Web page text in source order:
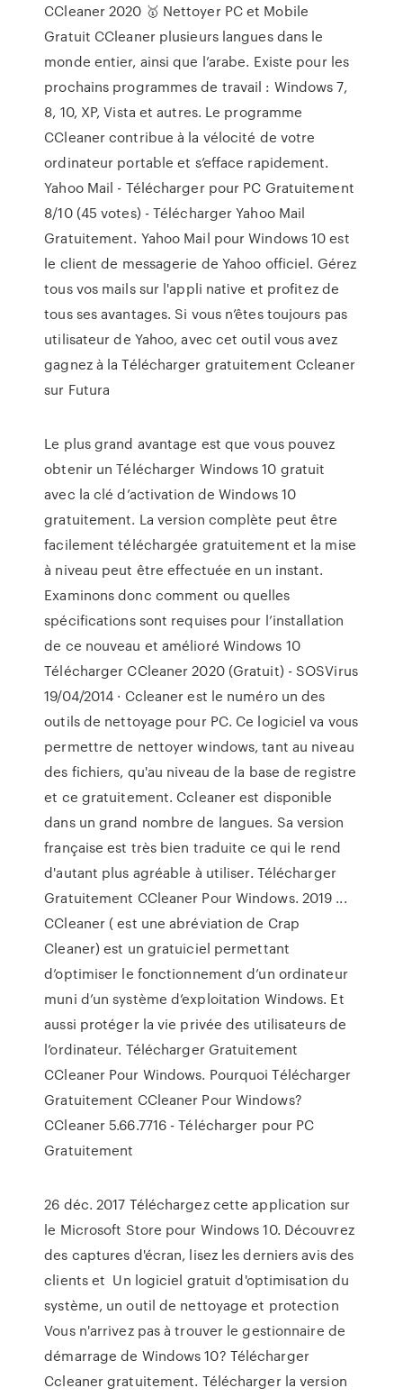
CCleaner 2020 🥇 Nettoyer PC et Mobile
Gratuit CCleaner plusieurs langues dans le
monde entier, ainsi que l’arabe. Existe pour les
prochains programmes de travail : Windows 7,
8, 10, XP, Vista et autres. Le programme
CCleaner contribue à la vélocité de votre
ordinateur portable et s’efface rapidement.
Yahoo Mail - Télécharger pour PC Gratuitement
8/10 (45 votes) - Télécharger Yahoo Mail
Gratuitement. Yahoo Mail pour Windows 10 est
le client de messagerie de Yahoo officiel. Gérez
tous vos mails sur l'appli native et profitez de
tous ses avantages. Si vous n’êtes toujours pas
utilisateur de Yahoo, avec cet outil vous avez
gagnez à la Télécharger gratuitement Ccleaner
sur Futura
Le plus grand avantage est que vous pouvez
obtenir un Télécharger Windows 10 gratuit
avec la clé d’activation de Windows 10
gratuitement. La version complète peut être
facilement téléchargée gratuitement et la mise
à niveau peut être effectuée en un instant.
Examinons donc comment ou quelles
spécifications sont requises pour l’installation
de ce nouveau et amélioré Windows 10
Télécharger CCleaner 2020 (Gratuit) - SOSVirus
19/04/2014 · Ccleaner est le numéro un des
outils de nettoyage pour PC. Ce logiciel va vous
permettre de nettoyer windows, tant au niveau
des fichiers, qu'au niveau de la base de registre
et ce gratuitement. Ccleaner est disponible
dans un grand nombre de langues. Sa version
française est très bien traduite ce qui le rend
d'autant plus agréable à utiliser. Télécharger
Gratuitement CCleaner Pour Windows. 2019 ...
CCleaner ( est une abréviation de Crap
Cleaner) est un gratuiciel permettant
d’optimiser le fonctionnement d’un ordinateur
muni d’un système d’exploitation Windows. Et
aussi protéger la vie privée des utilisateurs de
l’ordinateur. Télécharger Gratuitement
CCleaner Pour Windows. Pourquoi Télécharger
Gratuitement CCleaner Pour Windows?
CCleaner 5.66.7716 - Télécharger pour PC
Gratuitement
26 déc. 2017 Téléchargez cette application sur
le Microsoft Store pour Windows 10. Découvrez
des captures d'écran, lisez les derniers avis des
clients et Un logiciel gratuit d'optimisation du
système, un outil de nettoyage et protection
Vous n'arrivez pas à trouver le gestionnaire de
démarrage de Windows 10? Télécharger
Ccleaner gratuitement. Télécharger la version